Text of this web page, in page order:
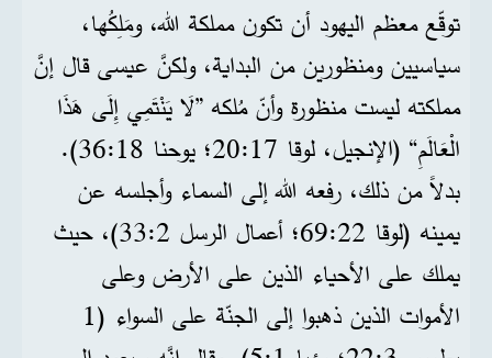
توقّع معظم اليهود أن تكون مملكة الله، ومَلِكُها،
سياسيين ومنظورين من البداية، ولكنَّ عيسى قال إنَّ
مملكته ليست منظورة وأنّ مُلكه ”لَا يَنْتَمِي إِلَى هَذَا
الْعَالَمِ“ (الإنجيل، لوقا 17:‏20؛ يوحنا 18:‏36).
بدلاً من ذلك، رفعه الله إلى السماء وأجلسه عن
يمينه (لوقا 22:‏69؛ أعمال الرسل 2:‏33)، حيث
يملك على الأحياء الذين على الأرض وعلى
الأموات الذين ذهبوا إلى الجنّة على السواء (1